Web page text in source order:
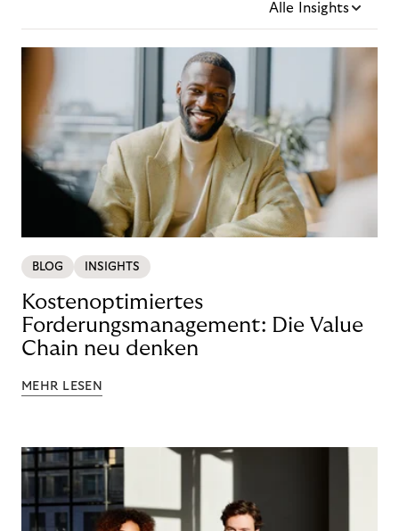
Alle Insights
BLOG INSIGHTS
Kostenoptimiertes
Forderungsmanagement: Die Value
Chain neu denken
MEHR LESEN